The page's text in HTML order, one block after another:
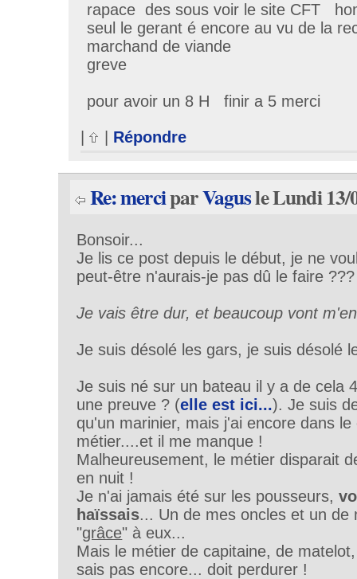
rapace des sous voir le site CFT
seul le gerant é encore au vu de la
marchand de viande
greve
pour avoir un 8 H finir a 5 merci
| Répondre
Re: merciparVagusle Lundi 13/
Bonsoir...
Je lis ce post depuis le début, je ne
peut-être n'aurais-je pas dû le faire ???
Je vais être dur, et beaucoup vont
Je suis désolé les gars, je suis désolé
Je suis né sur un bateau il y a de cela
une preuve ? (elle est ici...). Je suis
qu'un marinier, mais j'ai encore dans
métier....et il me manque !
Malheureusement, le métier disparait
en nuit !
Je n'ai jamais été sur les pousseurs,
haïssais... Un de mes oncles et un de
"grâce" à eux...
Mais le métier de capitaine, de
sais pas encore... doit perdurer !